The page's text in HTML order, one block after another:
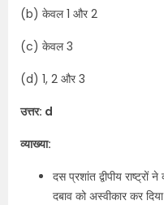
(b) केवल 1 और 2
(c) केवल 3
(d) 1, 2 और 3
उत्तर: d
व्याख्या:
दस प्रशांत द्वीपीय राष्ट्रों
दबाव को अस्वीकार कर